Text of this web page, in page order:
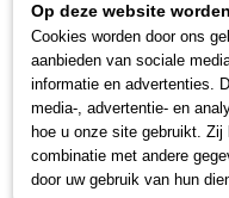
EAN code
4000896019427
Productcode leverancier
428-8
Korte uitvoering
Ergonmische HAZET-2-
Oppervlak: verchroomd
Made in Germany
Productspecificaties:
Sleutelwijdte: 8
Op deze website
Cookies worden door ons
aanbieden van sociale
informatie en advertenties.
media-, advertentie- en
hoe u onze site gebruikt.
combinatie met andere
door uw gebruik van hun